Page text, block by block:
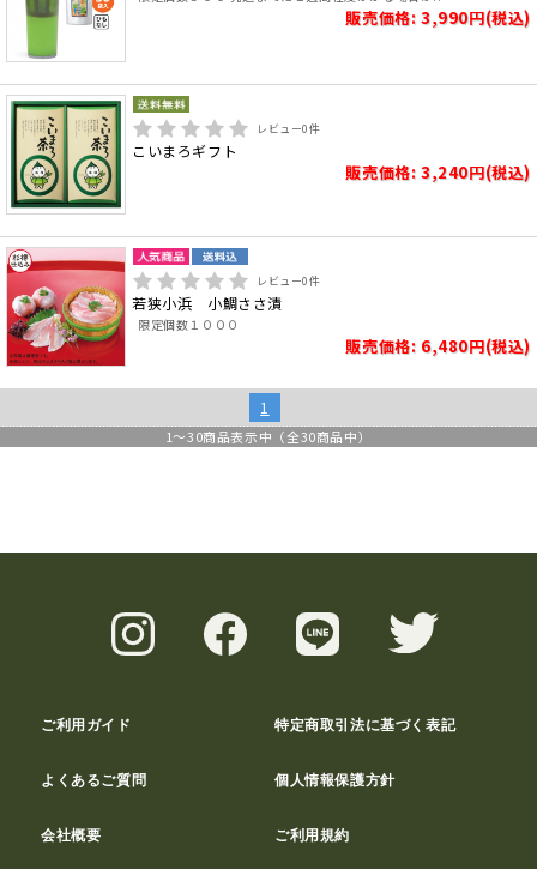
販売価格: 3,990円(税込)
レビュー0件
こいまろギフト
販売価格: 3,240円(税込)
レビュー0件
若狭小浜 小鯛ささ漬
限定個数１０００
販売価格: 6,480円(税込)
1
1～30商品表示中（全30商品中）
ご利用ガイド 特定商取引法に基づく表記
よくあるご質問 個人情報保護方針
会社概要 ご利用規約